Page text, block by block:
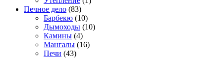
Печное дело (83)
Барбекю (10)
Дымоходы (10)
Камины (4)
Мангалы (16)
Печи (43)